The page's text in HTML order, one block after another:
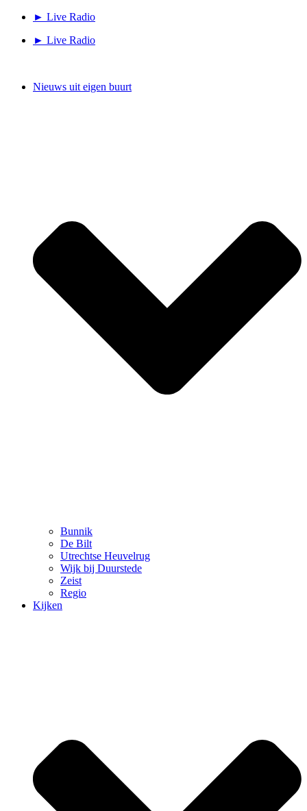
► Live Radio
► Live Radio
Nieuws uit eigen buurt
Bunnik
De Bilt
Utrechtse Heuvelrug
Wijk bij Duurstede
Zeist
Regio
Kijken